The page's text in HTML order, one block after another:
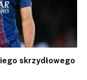
skrzydłowego